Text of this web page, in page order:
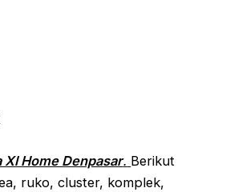
Home Denpasar. Berikut
ruko, cluster, komplek,